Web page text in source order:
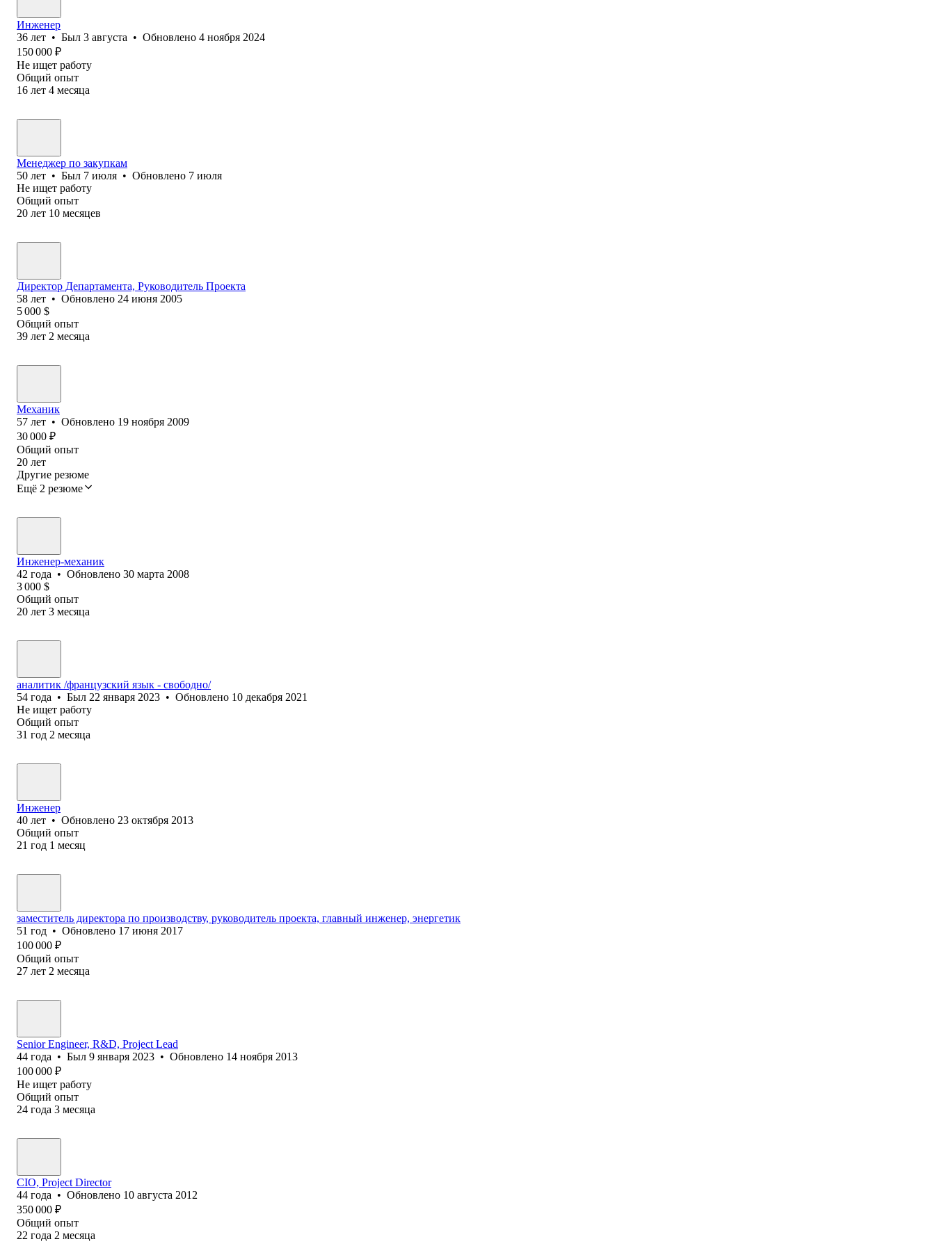
Инженер
36 лет • Был 3 августа • Обновлено 4 ноября 2024
150 000 ₽
Не ищет работу
Общий опыт
16 лет 4 месяца
Менеджер по закупкам
50 лет • Был 7 июля • Обновлено 7 июля
Не ищет работу
Общий опыт
20 лет 10 месяцев
Директор Департамента, Руководитель Проекта
58 лет • Обновлено 24 июня 2005
5 000 $
Общий опыт
39 лет 2 месяца
Механик
57 лет • Обновлено 19 ноября 2009
30 000 ₽
Общий опыт
20 лет
Другие резюме
Ещё 2 резюме
Инженер-механик
42 года • Обновлено 30 марта 2008
3 000 $
Общий опыт
20 лет 3 месяца
аналитик /французский язык - свободно/
54 года • Был 22 января 2023 • Обновлено 10 декабря 2021
Не ищет работу
Общий опыт
31 год 2 месяца
Инженер
40 лет • Обновлено 23 октября 2013
Общий опыт
21 год 1 месяц
заместитель директора по производству, руководитель проекта, главный инженер, энергетик
51 год • Обновлено 17 июня 2017
100 000 ₽
Общий опыт
27 лет 2 месяца
Senior Engineer, R&D, Project Lead
44 года • Был 9 января 2023 • Обновлено 14 ноября 2013
100 000 ₽
Не ищет работу
Общий опыт
24 года 3 месяца
CIO, Project Director
44 года • Обновлено 10 августа 2012
350 000 ₽
Общий опыт
22 года 2 месяца